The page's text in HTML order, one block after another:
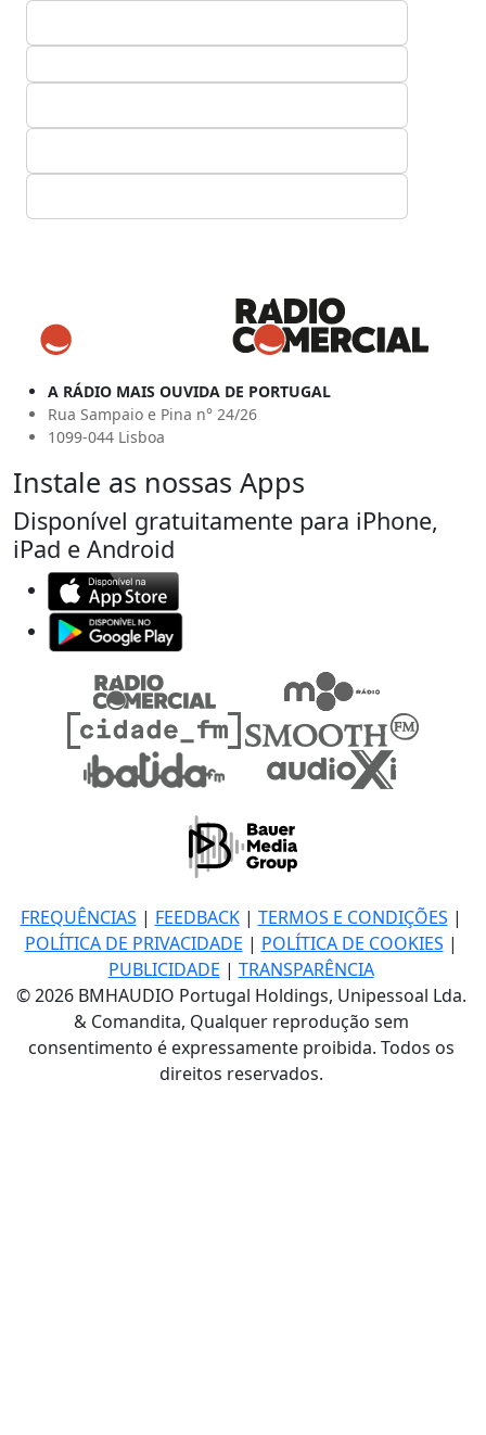
A RÁDIO MAIS OUVIDA DE PORTUGAL
Rua Sampaio e Pina n° 24/26
1099-044 Lisboa
Instale as nossas Apps
Disponível gratuitamente para iPhone,
iPad e Android
FREQUÊNCIAS | FEEDBACK| TERMOS E CONDIÇÕES |
POLÍTICA DE PRIVACIDADE | POLÍTICA DE COOKIES |
PUBLICIDADE | TRANSPARÊNCIA
© 2026 BMHAUDIO Portugal Holdings, Unipessoal Lda.
& Comandita, Qualquer reprodução sem
consentimento é expressamente proibida. Todos os
direitos reservados.